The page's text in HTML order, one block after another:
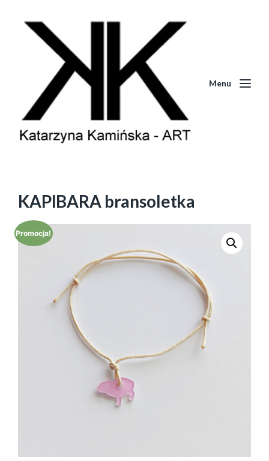
Menu
KAPIBARA bransoletka
Promocja!